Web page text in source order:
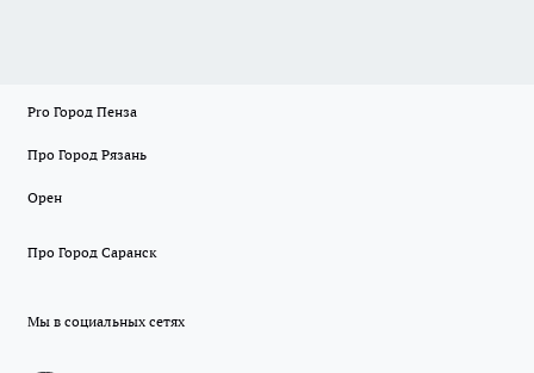
Pro Город Пенза
Про Город Рязань
Орен
Про Город Саранск
Мы в социальных сетях